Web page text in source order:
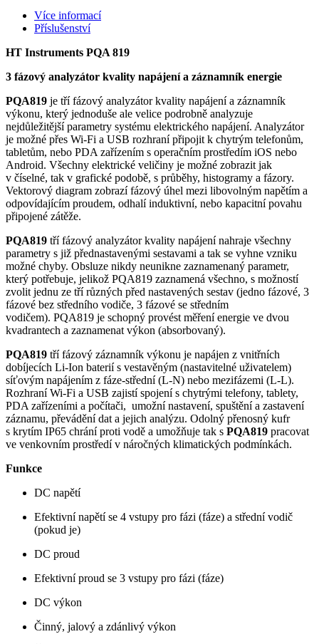
Více informací
Příslušenství
HT Instruments PQA 819
3 fázový analyzátor kvality napájení a záznamník energie
PQA819 je tří fázový analyzátor kvality napájení a záznamník
výkonu, který jednoduše ale velice podrobně analyzuje
nejdůležitější parametry systému elektrického napájení. Analyzátor
je možné přes Wi-Fi a USB rozhraní připojit k chytrým telefonům,
tabletům, nebo PDA zařízením s operačním prostředím iOS nebo
Android. Všechny elektrické veličiny je možné zobrazit jak
v číselné, tak v grafické podobě, s průběhy, histogramy a fázory.
Vektorový diagram zobrazí fázový úhel mezi libovolným napětím a
odpovídajícím proudem, odhalí induktivní, nebo kapacitní povahu
připojené zátěže.
PQA819 tří fázový analyzátor kvality napájení nahraje všechny
parametry s již přednastavenými sestavami a tak se vyhne vzniku
možné chyby. Obsluze nikdy neunikne zaznamenaný parametr,
který potřebuje, jelikož PQA819 zaznamená všechno, s možností
zvolit jednu ze tří různých před nastavených sestav (jedno fázové, 3
fázové bez středního vodiče, 3 fázové se středním
vodičem). PQA819 je schopný provést měření energie ve dvou
kvadrantech a zaznamenat výkon (absorbovaný).
PQA819 tří fázový záznamník výkonu je napájen z vnitřních
dobíjecích Li-Ion baterií s vestavěným (nastavitelné uživatelem)
síťovým napájením z fáze-střední (L-N) nebo mezifázemi (L-L).
Rozhraní Wi-Fi a USB zajistí spojení s chytrými telefony, tablety,
PDA zařízeními a počítači, umožní nastavení, spuštění a zastavení
záznamu, převádění dat a jejich analýzu. Odolný přenosný kufr
s krytím IP65 chrání proti vodě a umožňuje tak s PQA819 pracovat
ve venkovním prostředí v náročných klimatických podmínkách.
Funkce
DC napětí
Efektivní napětí se 4 vstupy pro fázi (fáze) a střední vodič
(pokud je)
DC proud
Efektivní proud se 3 vstupy pro fázi (fáze)
DC výkon
Činný, jalový a zdánlivý výkon